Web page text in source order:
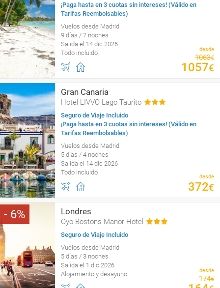
¡Paga hasta en 3 cuotas sin intereses! (Válido en
Tarifas Reembolsables)
Vuelos desde Madrid
9 días / 7 noches
Salida el 14 dic 2026
Todo incluido
desde
1063€
1057€
Gran Canaria
Hotel LIVVO Lago Taurito
Seguro de Viaje Incluido
¡Paga hasta en 3 cuotas sin intereses! (Válido en
Tarifas Reembolsables)
Vuelos desde Madrid
5 días / 4 noches
Salida el 14 dic 2026
Todo incluido
desde
372€
6 Londres
Oyo Bostons Manor Hotel
Seguro de Viaje Incluido
Vuelos desde Madrid
5 días / 3 noches
Salida el 1 dic 2026
Alojamiento y desayuno
desde
174€